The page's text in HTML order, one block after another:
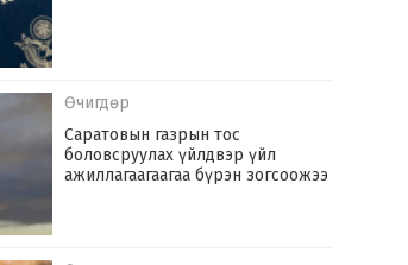
Өчигдөр
Саратовын газрын тос
боловсруулах үйлдвэр үйл
ажиллагаагаагаа бүрэн зогсоожээ